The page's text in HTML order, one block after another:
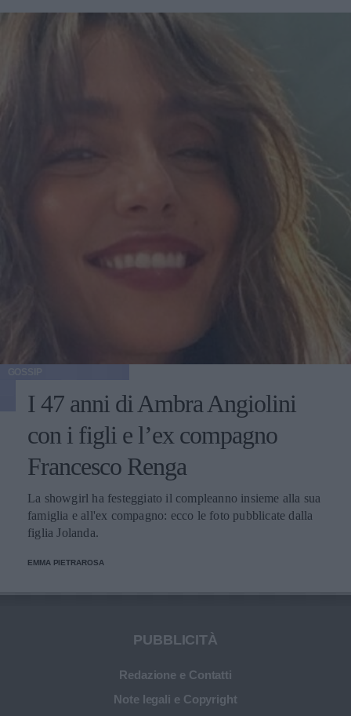
I 47 anni di Ambra Angiolini
con i figli e l’ex compagno
Francesco Renga
La showgirl ha festeggiato il compleanno insieme alla sua
famiglia e all'ex compagno: ecco le foto pubblicate dalla
figlia Jolanda.
EMMA PIETRAROSA
PUBBLICITÀ
Redazione e Contatti
Note legali e Copyright